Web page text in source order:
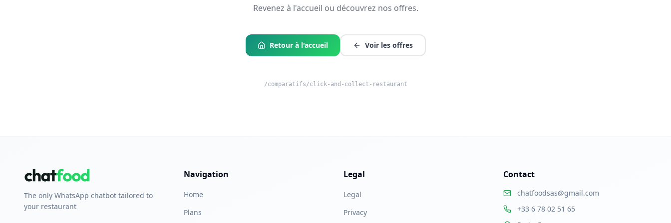
Revenez à l'accueil ou découvrez nos offres.
Retour à l'accueil Voir les offres
/comparatifs/click-and-collect-restaurant
The only WhatsApp chatbot tailored to
your restaurant
Navigation
Home
Plans
Legal
Legal
Privacy
Contact
chatfoodsas@gmail.com
+33 6 78 02 51 65